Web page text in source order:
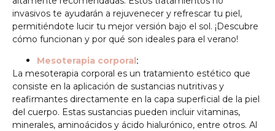
invasivos te ayudarán a rejuvenecer y refrescar tu piel,
permitiéndote lucir tu mejor versión bajo el sol. ¡Descubre
cómo funcionan y por qué son ideales para el verano!
Mesoterapia corporal:
La mesoterapia corporal es un tratamiento estético que
consiste en la aplicación de sustancias nutritivas y
reafirmantes directamente en la capa superficial de la piel
del cuerpo. Estas sustancias pueden incluir vitaminas,
minerales, aminoácidos y ácido hialurónico, entre otros. Al